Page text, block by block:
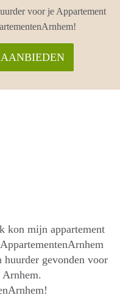
voor je Appartement
AANBIEDEN
kon mijn appartement
huurder gevonden voor